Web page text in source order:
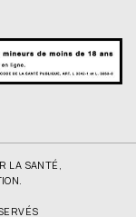
LA SANTÉ,